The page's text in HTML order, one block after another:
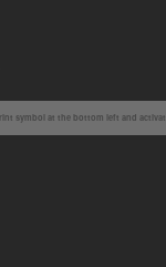
symbol at the bottom left and